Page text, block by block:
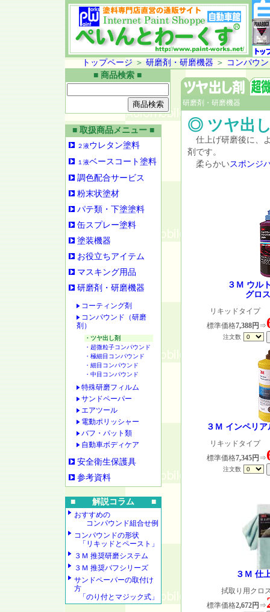
トップページ ＞ 研磨剤・研磨機器 ＞ コンパウ
■ 商品検索 ■
■ 取扱商品メニュー ■
２液ウレタン塗料
１液ベースコート塗料
調色配合サービス
粉末状塗材
パテ類・下塗塗料
缶スプレー塗料
塗装機器
お役立ちアイテム
マスキング用品
研磨剤・研磨機器
コーティング剤
コンパウンド（研磨
剤）
・ツヤ出し剤
・超微粒子コンパウンド
・極細目コンパウンド
・細目コンパウンド
・中目コンパウンド
特殊研磨フィルム
サンドペーパー
エアツール
電動ポリッシャー
バフ・パット類
自動車ボディケア
安全衛生保護具
参考資料
■ 解説コラム ■
おすすめの
コンパウンド組合せ例
コンパウンドの形状
「リキッドとペースト」
３Ｍ 推奨研磨システム
３Ｍ 推奨バフシリーズ
サンドペーパーの取付け
方
「のり付とマジック式」
研磨剤・研磨機器
◎ ツヤ出
仕上げ研磨後に、
剤です。
柔らかいスポンジ
３Ｍ ウル
グロ
リキッドタイ
標準価格7,388円 ⇒
注文数
３Ｍ インペリ
リキッドタイ
標準価格7,345円 ⇒
注文数
３Ｍ 仕
拭取り用ク
標準価格2,672円 ⇒